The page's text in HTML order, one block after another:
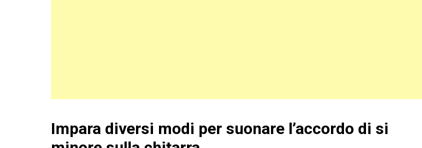
Impara diversi modi per suonare l’accordo di si